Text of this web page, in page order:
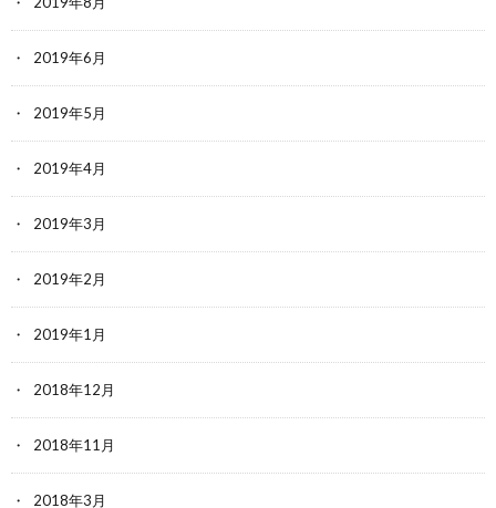
2019年6月
2019年5月
2019年4月
2019年3月
2019年2月
2019年1月
2018年12月
2018年11月
2018年3月